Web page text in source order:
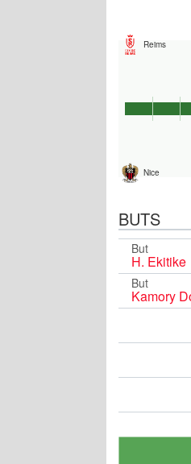
Reims
Nice
BUTS
But
H. Ekitike
But
Kamory